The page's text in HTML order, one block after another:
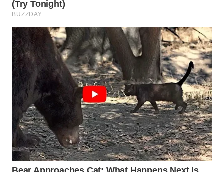
SUKABUMI
WN
PURWAKARTA
WN
PRIANGAN
TIMUR
WN
SEMARANG
WN
SOLO